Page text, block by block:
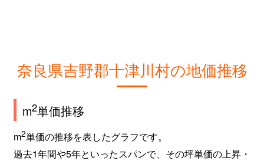
奈良県吉野郡十津川村の地価推移
m2単価推移
m2単価の推移を表したグラフです。
過去1年間や5年といったスパンで、その坪単価の上昇・